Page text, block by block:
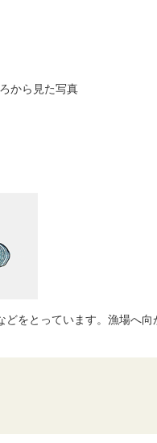
から見た写真
をとっています。漁場へ向